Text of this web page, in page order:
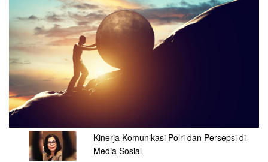
Kinerja Komunikasi Polri dan Persepsi di
Media Sosial